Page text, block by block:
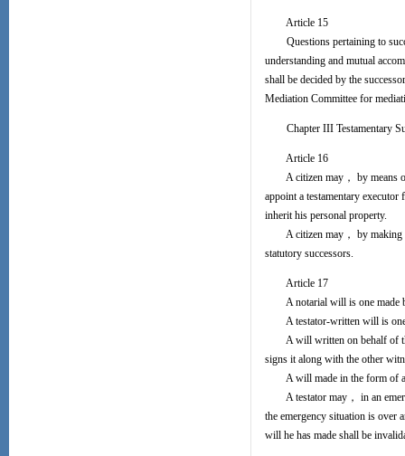
Article 15
Questions pertaining to
understanding and mutual
shall be decided by the
Mediation Committee for
Chapter III Testamentary
Article 16
A citizen may， by means of
appoint a testamentary
inherit his personal property.
A citizen may， by making a
statutory successors.
Article 17
A notarial will is one made
A testator-written will is one
A will written on behalf of the
signs it along with the other
A will made in the form of a
A testator may， in an
the emergency situation is over
will he has made shall be